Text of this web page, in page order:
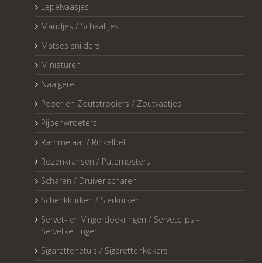
Lepelvaasjes
Mandjes / Schaaltjes
Matses snijders
Miniaturen
Naaigerei
Peper en Zoutstrooiers / Zoutvaatjes
Pijpenwroeters
Rammelaar / Rinkelbel
Rozenkransen / Paternosters
Scharen / Druivenscharen
Schenkkurken / Sierkurken
Servet- en Vingerdoekringen / Servetclips -
Servetkettingen
Sigarettenetuis / Sigarettenkokers